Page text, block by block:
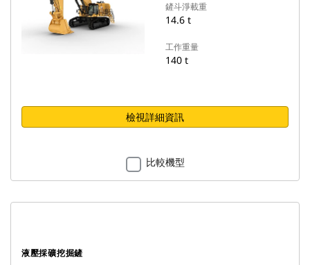
鏟斗淨載重
14.6 t
工作重量
140 t
檢視詳細資訊
比較機型
液壓採礦挖掘鏟